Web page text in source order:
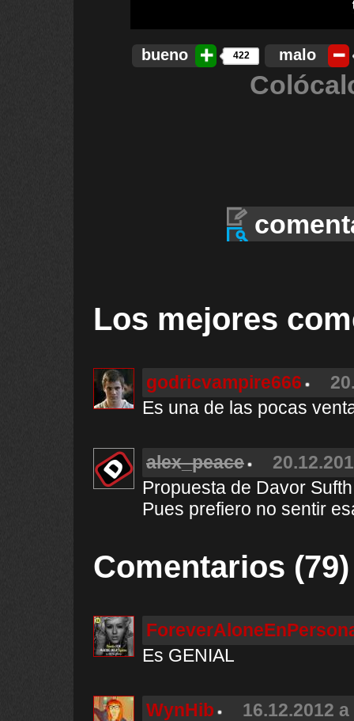
bueno 422 malo
Los mejores
godricvampire666
Es una de las pocas
alex_peace
Propuesta de Davor
Pues prefiero no sentir
Comentarios (79)
Es GENIAL
WynHib
16.12.2012